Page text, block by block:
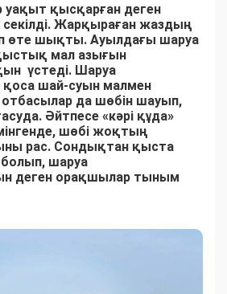
уақыт қысқарған деген
секілді. Жарқыраған жаздың
өте шықты. Ауылдағы шаруа
мал азығын
үстеді. Шаруа
шай-суын малмен
да шөбін шауып,
Әйтпесе «кәрі құда»
шөбі жоқтың
рас. Сондықтан қыста
шаруа
деген орақшылар тыным